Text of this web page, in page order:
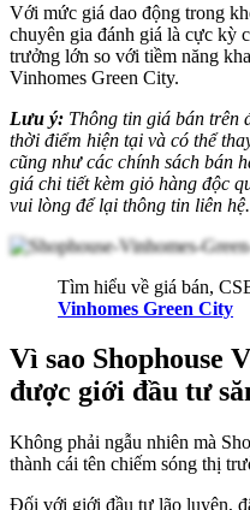
Với mức giá dao động trong
chuyên gia đánh giá là cực kỳ
trưởng lớn so với tiềm năng
Vinhomes Green City.
Lưu ý: Thông tin giá bán trên
thời điểm hiện tại và có thể
cũng như các chính sách bán
giá chi tiết kèm giỏ hàng độc
vui lòng để lại thông tin liên hệ.
Tìm hiểu về giá bán,
Vinhomes Green City
Vì sao Shophouse
được giới đầu tư
Không phải ngẫu nhiên mà
thành cái tên chiếm sóng thị
Đối với giới đầu tư lão luyện,